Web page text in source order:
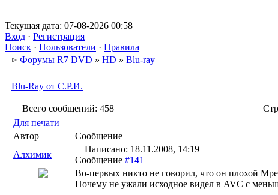
Текущая дата: 07-08-2026 00:58
Вход · Регистрация
Поиск · Пользователи · Правила
Форумы R7 DVD » HD » Blu-ray
Blu-Ray от С.Р.И.
Всего сообщений: 458
Для печати
Автор
Сообщение
Алхимик
Написано: 18.11.2008, 14:19
Сообщение #141
Во-первых никто не говорил, что он плохой
Почему не ужали исходное видел в AVC с